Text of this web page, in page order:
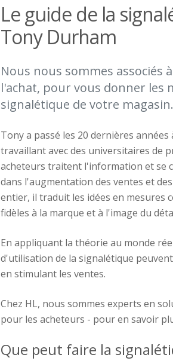
Le guide de la
Tony Durham
Nous nous sommes associés
l'achat, pour vous donner les
signalétique de votre magasin.
Tony a passé les 20 dernières
travaillant avec des universitaires de
acheteurs traitent l'information et se
dans l'augmentation des ventes et
entier, il traduit les idées en mesures
fidèles à la marque et à l'image du
En appliquant la théorie au monde
d'utilisation de la signalétique
en stimulant les ventes.
Chez HL, nous sommes experts en
pour les acheteurs - pour en savoir
Que peut faire la